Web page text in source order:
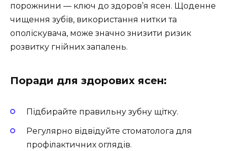
порожнини — ключ до здоров’я ясен. Щоденне
чищення зубів, використання нитки та
ополіскувача, може значно знизити ризик
розвитку гнійних запалень.
Поради для здорових ясен:
Підбирайте правильну зубну щітку.
Регулярно відвідуйте стоматолога для
профілактичних оглядів.